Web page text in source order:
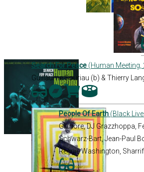
Search For Peace (Human Meeting,
Guillaume Souriau (b) & Thierry
People Of Earth (Black
Gilmore, DJ Grazzhoppa,
Schwarz-Bart, Jean-Paul
Reggie Washington,